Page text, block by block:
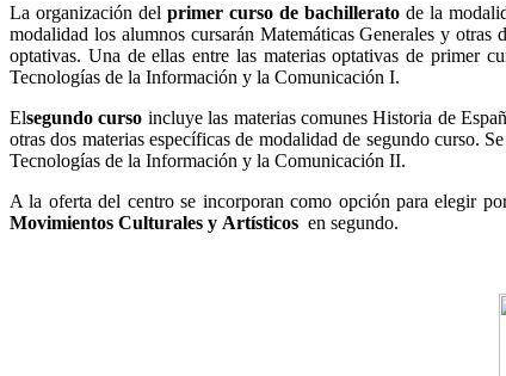
La organización del primer curso de bachilleratode la
modalidad los alumnos cursarán Matemáticas Generales y
optativas. Una de ellas entre las materias optativas de primer
Tecnologías de la Información y la Comunicación I.
Elsegundo curso incluye las materias comunes Historia de
otras dos materias específicas de modalidad de segundo curso.
Tecnologías de la Información y la Comunicación II.
A la oferta del centro se incorporan como opción para elegir
Movimientos Culturales y Artísticos en segundo.